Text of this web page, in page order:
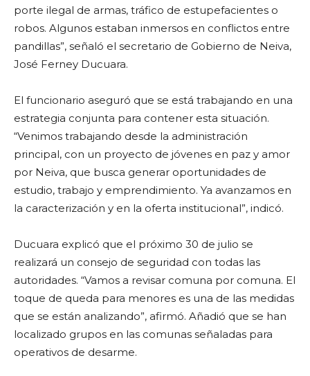
porte ilegal de armas, tráfico de estupefacientes o
robos. Algunos estaban inmersos en conflictos entre
pandillas”, señaló el secretario de Gobierno de Neiva,
José Ferney Ducuara.
El funcionario aseguró que se está trabajando en una
estrategia conjunta para contener esta situación.
“Venimos trabajando desde la administración
principal, con un proyecto de jóvenes en paz y amor
por Neiva, que busca generar oportunidades de
estudio, trabajo y emprendimiento. Ya avanzamos en
la caracterización y en la oferta institucional”, indicó.
Ducuara explicó que el próximo 30 de julio se
realizará un consejo de seguridad con todas las
autoridades. “Vamos a revisar comuna por comuna. El
toque de queda para menores es una de las medidas
que se están analizando”, afirmó. Añadió que se han
localizado grupos en las comunas señaladas para
operativos de desarme.